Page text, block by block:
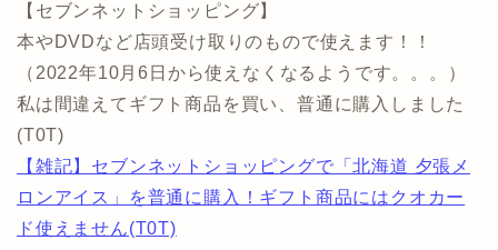
【セブンネットショッピング】
本やDVDなど店頭受け取りのもので使えます！！
（2022年10月6日から使えなくなるようです。。。）
私は間違えてギフト商品を買い、普通に購入しました
(T0T)
【雑記】セブンネットショッピングで「北海道 夕張メ
ロンアイス」を普通に購入！ギフト商品にはクオカー
ド使えません(T0T)